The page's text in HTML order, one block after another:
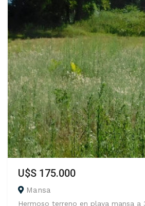
U$S 175.000
Mansa
Hermoso terreno en playa mansa a